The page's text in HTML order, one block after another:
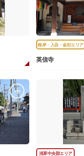
根岸・入谷・金杉エリア
英信寺
浅草中央部エリア